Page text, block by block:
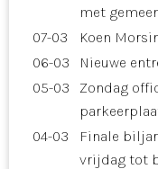
met
07-03
Koen
06-03
Nieuwe
05-03
Zondag
04-03
Finale
vrijdag tot